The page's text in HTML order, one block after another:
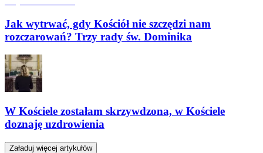
Jak wytrwać, gdy Kościół nie szczędzi nam
rozczarowań? Trzy rady św. Dominika
W Kościele zostałam skrzywdzona, w Kościele
doznaję uzdrowienia
Załaduj więcej artykułów